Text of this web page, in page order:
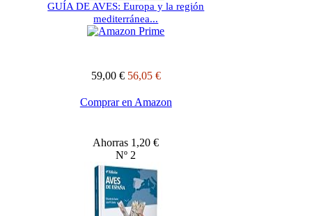
GUÍA DE AVES: Europa y la región
mediterránea...
59,00 € 56,05 €
Comprar en Amazon
Ahorras 1,20 €
Nº 2